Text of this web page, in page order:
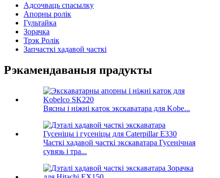
Адсочваць спасылку
Апорны ролік
Гультайка
Зорачка
Трэк Ролік
Запчасткі хадавой часткі
Рэкамендаваныя прадукты
Вясны і ніжні каток экскаватара для Kobe...
Часткі хадавой часткі экскаватара Гусенічная
сувязь і тра...